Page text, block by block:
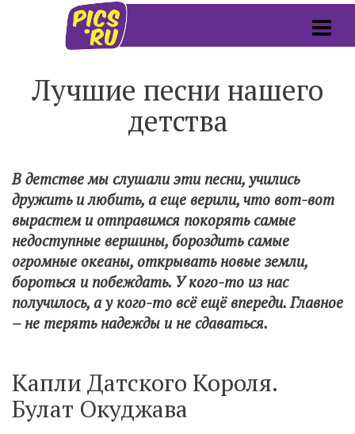
Лучшие песни нашего
детства
В детстве мы слушали эти песни, учились
дружить и любить, а еще верили, что вот-вот
вырастем и отправимся покорять самые
недоступные вершины, бороздить самые
огромные океаны, открывать новые земли,
бороться и побеждать. У кого-то из нас
получилось, а у кого-то всё ещё впереди. Главное
– не терять надежды и не сдаваться.
Капли Датского Короля.
Булат Окуджава